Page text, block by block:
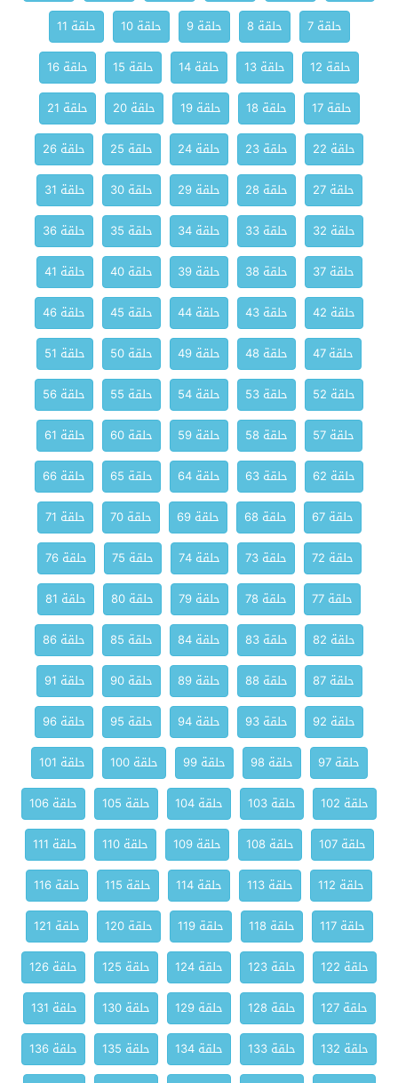
حلقة 7
حلقة 8 حلقة 9 حلقة 10
حلقة 11
حلقة 12
حلقة 13 حلقة 14 حلقة 15
حلقة 16
حلقة 17
حلقة 18 حلقة 19 حلقة 20
حلقة 21
حلقة 22
حلقة 23 حلقة 24 حلقة 25
حلقة 26
حلقة 27
حلقة 28 حلقة 29 حلقة 30
حلقة 31
حلقة 32
حلقة 33 حلقة 34 حلقة 35
حلقة 36
حلقة 37
حلقة 38 حلقة 39 حلقة 40
حلقة 41
حلقة 42
حلقة 43 حلقة 44 حلقة 45
حلقة 46
حلقة 47
حلقة 48 حلقة 49 حلقة 50
حلقة 51
حلقة 52
حلقة 53 حلقة 54 حلقة 55
حلقة 56
حلقة 57
حلقة 58 حلقة 59 حلقة 60
حلقة 61
حلقة 62
حلقة 63 حلقة 64 حلقة 65
حلقة 66
حلقة 67
حلقة 68 حلقة 69 حلقة 70
حلقة 71
حلقة 72
حلقة 73 حلقة 74 حلقة 75
حلقة 76
حلقة 77
حلقة 78 حلقة 79 حلقة 80
حلقة 81
حلقة 82
حلقة 83 حلقة 84 حلقة 85
حلقة 86
حلقة 87
حلقة 88 حلقة 89 حلقة 90
حلقة 91
حلقة 92
حلقة 93 حلقة 94 حلقة 95
حلقة 96
حلقة 97
حلقة 98 حلقة 99 حلقة 100
حلقة 101
حلقة 102
حلقة 103 حلقة 104 حلقة 105
حلقة 106
حلقة 107
حلقة 108 حلقة 109 حلقة 110
حلقة 111
حلقة 112
حلقة 113 حلقة 114 حلقة 115
حلقة 116
حلقة 117
حلقة 118 حلقة 119 حلقة 120
حلقة 121
حلقة 122
حلقة 123 حلقة 124 حلقة 125
حلقة 126
حلقة 127
حلقة 128 حلقة 129 حلقة 130
حلقة 131
حلقة 132
حلقة 133 حلقة 134 حلقة 135
حلقة 136